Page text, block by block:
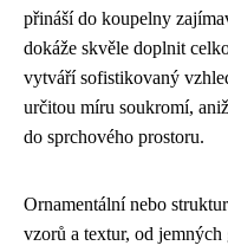
přináší do koupelny
dokáže skvěle doplnit
vytváří sofistikovaný
určitou míru soukromí,
do sprchového prostoru.
Ornamentální nebo
vzorů a textur, od